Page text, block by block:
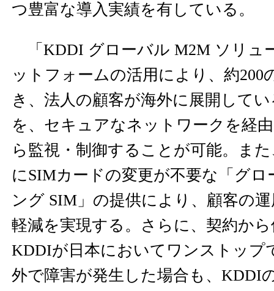
つ豊富な導入実績を有している。
「KDDI グローバル M2M ソリュ
ットフォームの活用により、約200
き、法人の顧客が海外に展開して
を、セキュアなネットワークを経
ら監視・制御することが可能。ま
にSIMカードの変更が不要な「グ
ング SIM」の提供により、顧客の
軽減を実現する。さらに、契約か
KDDIが日本においてワンストップ
外で障害が発生した場合も、KDDI